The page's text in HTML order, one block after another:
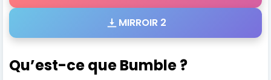
MIRROIR 2
Qu’est-ce que Bumble ?